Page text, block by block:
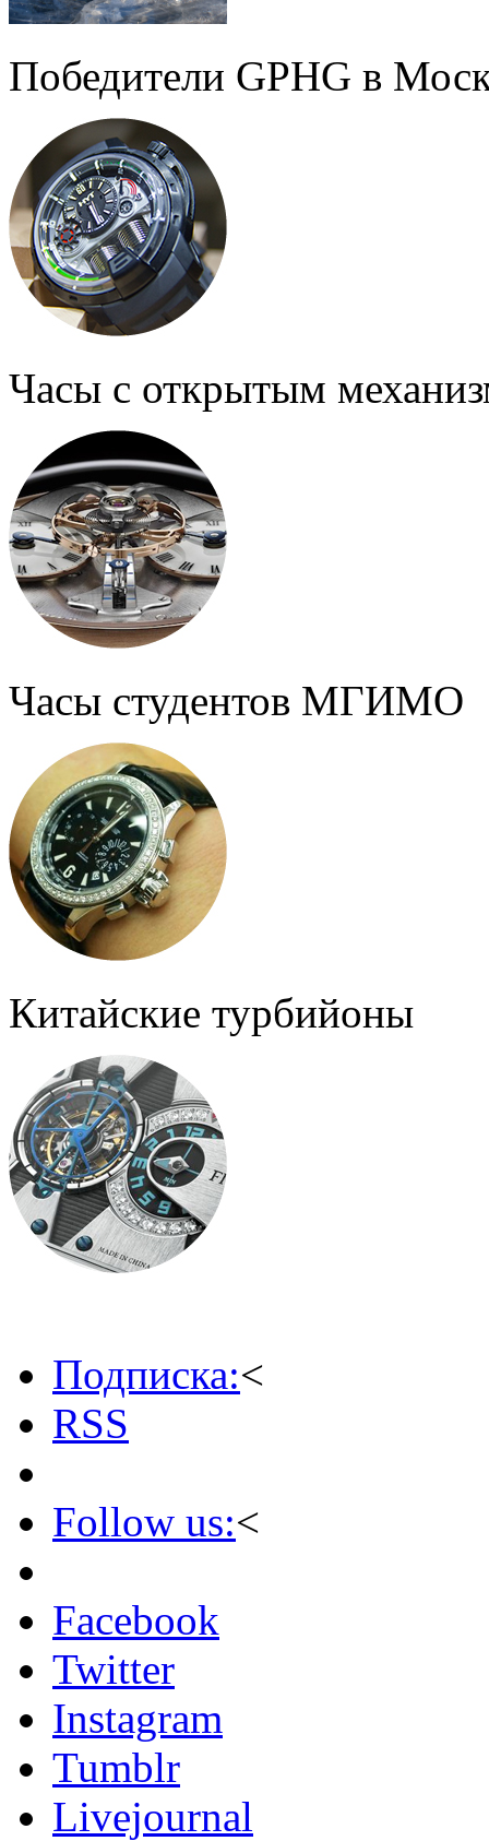
Победители GPHG в
Часы с открытым
Часы студентов МГИМО
Китайские турбийоны
Подписка:<
RSS
Follow us:<
Facebook
Twitter
Instagram
Tumblr
Livejournal